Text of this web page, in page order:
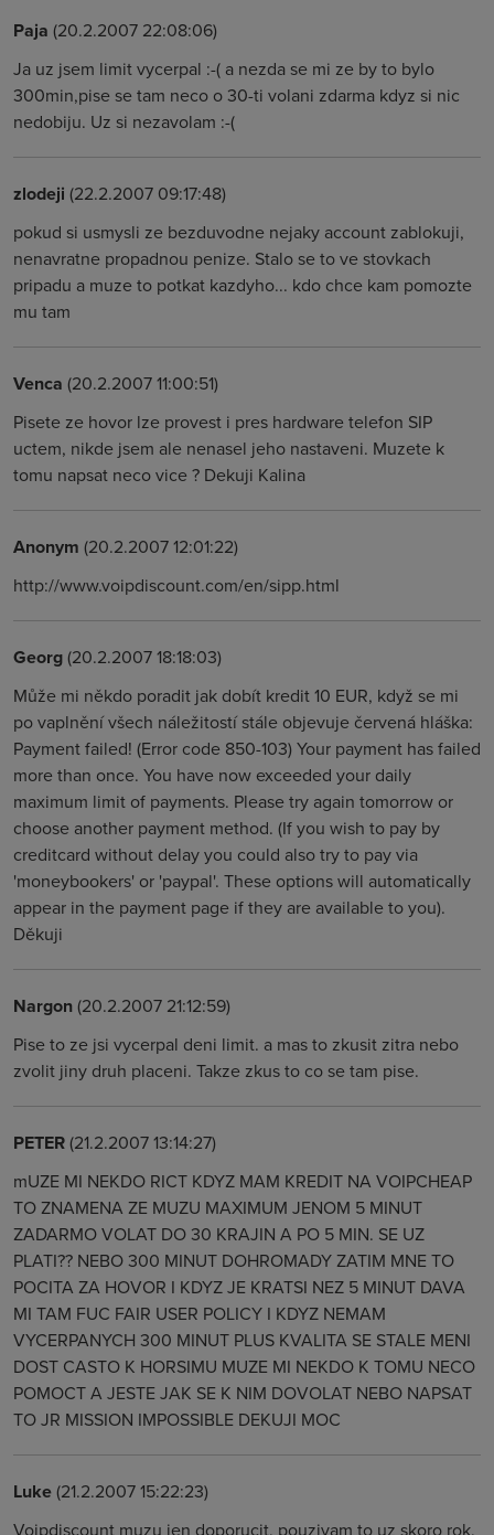
Paja (20.2.2007 22:08:06)
Ja uz jsem limit vycerpal :-( a nezda se mi ze by to bylo
300min,pise se tam neco o 30-ti volani zdarma kdyz si nic
nedobiju. Uz si nezavolam :-(
zlodeji (22.2.2007 09:17:48)
pokud si usmysli ze bezduvodne nejaky account zablokuji,
nenavratne propadnou penize. Stalo se to ve stovkach
pripadu a muze to potkat kazdyho... kdo chce kam pomozte
mu tam
Venca (20.2.2007 11:00:51)
Pisete ze hovor lze provest i pres hardware telefon SIP
uctem, nikde jsem ale nenasel jeho nastaveni. Muzete k
tomu napsat neco vice ? Dekuji Kalina
Anonym (20.2.2007 12:01:22)
http://www.voipdiscount.com/en/sipp.html
Georg(20.2.2007 18:18:03)
Může mi někdo poradit jak dobít kredit 10 EUR, když se mi
po vaplnění všech náležitostí stále objevuje červená hláška:
Payment failed! (Error code 850-103) Your payment has failed
more than once. You have now exceeded your daily
maximum limit of payments. Please try again tomorrow or
choose another payment method. (If you wish to pay by
creditcard without delay you could also try to pay via
'moneybookers' or 'paypal'. These options will automatically
appear in the payment page if they are available to you).
Děkuji
Nargon(20.2.2007 21:12:59)
Pise to ze jsi vycerpal deni limit. a mas to zkusit zitra nebo
zvolit jiny druh placeni. Takze zkus to co se tam pise.
PETER(21.2.2007 13:14:27)
mUZE MI NEKDO RICT KDYZ MAM KREDIT NA VOIPCHEAP
TO ZNAMENA ZE MUZU MAXIMUM JENOM 5 MINUT
ZADARMO VOLAT DO 30 KRAJIN A PO 5 MIN. SE UZ
PLATI?? NEBO 300 MINUT DOHROMADY ZATIM MNE TO
POCITA ZA HOVOR I KDYZ JE KRATSI NEZ 5 MINUT DAVA
MI TAM FUC FAIR USER POLICY I KDYZ NEMAM
VYCERPANYCH 300 MINUT PLUS KVALITA SE STALE MENI
DOST CASTO K HORSIMU MUZE MI NEKDO K TOMU NECO
POMOCT A JESTE JAK SE K NIM DOVOLAT NEBO NAPSAT
TO JR MISSION IMPOSSIBLE DEKUJI MOC
Luke(21.2.2007 15:22:23)
Voipdiscount muzu jen doporucit, pouzivam to uz skoro rok,